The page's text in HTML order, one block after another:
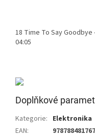
18 Time To Say Goodbye
04:05
Doplňkové
Kategorie: Elektronika
EAN: